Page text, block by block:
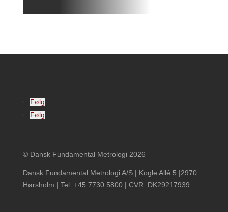
Følg
Følg
© Dansk Fundamental Metrologi 2026
Dansk Fundamental Metrologi A/S | Kogle Allé 5 |2970
Hørsholm | Tel: +45 7730 5800 | CVR: DK29217939